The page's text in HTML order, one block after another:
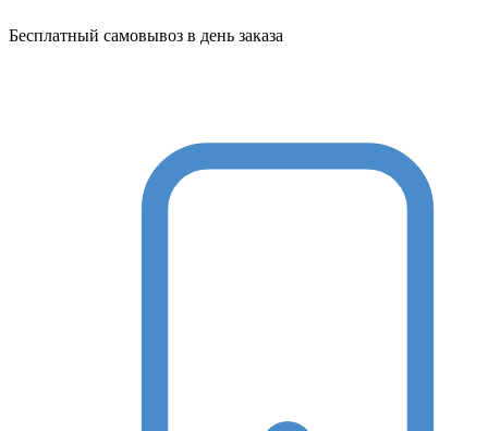
Бесплатный самовывоз в день заказа